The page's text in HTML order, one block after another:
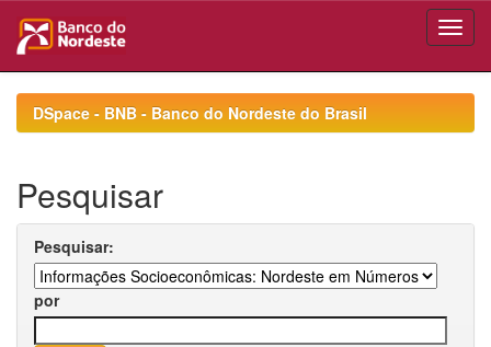
navigationDSpace - BNB - Banco do Nordeste do Brasil
Pesquisar
Pesquisar:
por